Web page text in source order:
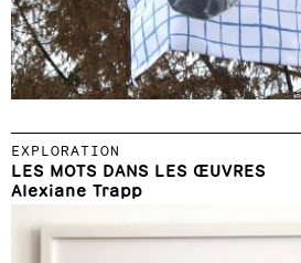
EXPLORATION
LES MOTS DANS LES ŒUVRES
Alexiane Trapp